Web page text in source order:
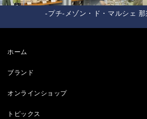
-プチ-メゾン・ド・マルシェ 那
ホーム
ブランド
オンラインショップ
トピックス